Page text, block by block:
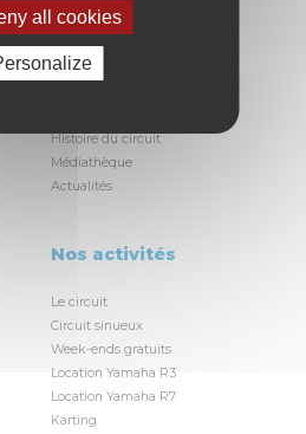
Le circuit
Informations pratiques
Histoire du circuit
Médiathèque
Actualités
Nos activités
Le circuit
Circuit sinueux
Week-ends gratuits
Location Yamaha R3
Location Yamaha R7
Karting
all cookies